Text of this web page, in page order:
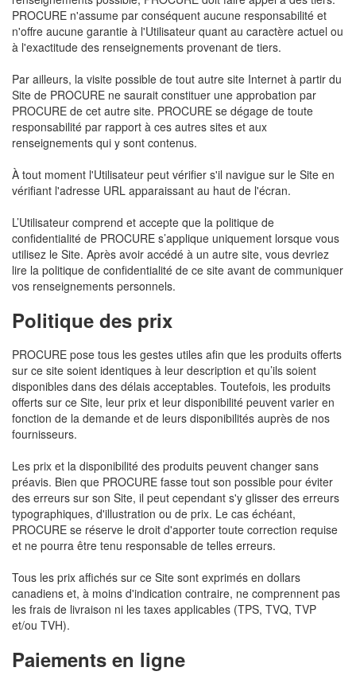
PROCURE n'assume par conséquent aucune responsabilité et
n'offre aucune garantie à l'Utilisateur quant au caractère actuel ou
à l'exactitude des renseignements provenant de tiers.
Par ailleurs, la visite possible de tout autre site Internet à partir du
Site de PROCURE ne saurait constituer une approbation par
PROCURE de cet autre site. PROCURE se dégage de toute
responsabilité par rapport à ces autres sites et aux
renseignements qui y sont contenus.
À tout moment l'Utilisateur peut vérifier s'il navigue sur le Site en
vérifiant l'adresse URL apparaissant au haut de l'écran.
L’Utilisateur comprend et accepte que la politique de
confidentialité de PROCURE s’applique uniquement lorsque vous
utilisez le Site. Après avoir accédé à un autre site, vous devriez
lire la politique de confidentialité de ce site avant de communiquer
vos renseignements personnels.
Politique des prix
PROCURE pose tous les gestes utiles afin que les produits offerts
sur ce site soient identiques à leur description et qu’ils soient
disponibles dans des délais acceptables. Toutefois, les produits
offerts sur ce Site, leur prix et leur disponibilité peuvent varier en
fonction de la demande et de leurs disponibilités auprès de nos
fournisseurs.
Les prix et la disponibilité des produits peuvent changer sans
préavis. Bien que PROCURE fasse tout son possible pour éviter
des erreurs sur son Site, il peut cependant s'y glisser des erreurs
typographiques, d'illustration ou de prix. Le cas échéant,
PROCURE se réserve le droit d'apporter toute correction requise
et ne pourra être tenu responsable de telles erreurs.
Tous les prix affichés sur ce Site sont exprimés en dollars
canadiens et, à moins d'indication contraire, ne comprennent pas
les frais de livraison ni les taxes applicables (TPS, TVQ, TVP
et/ou TVH).
Paiements en ligne